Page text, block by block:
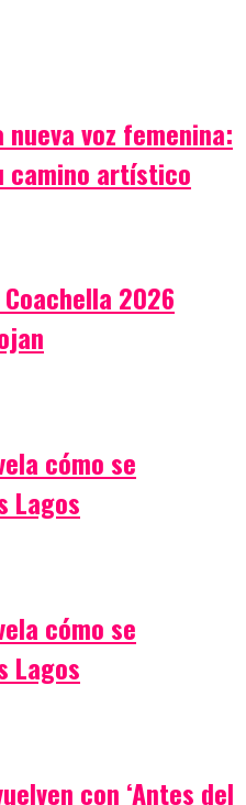
voz femenina:
camino artístico
2026
cómo se
Lagos
cómo se
Lagos
con ‘Antes del